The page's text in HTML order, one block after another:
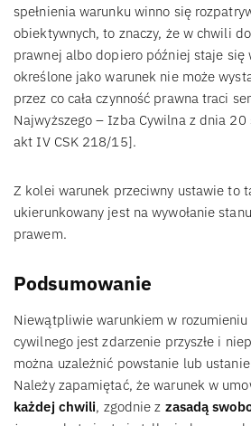
spełnienia warunku winno się
obiektywnych, to znaczy, że w chwili
prawnej albo dopiero później staje się
określone jako warunek nie może
przez co cała czynność prawna traci
Najwyższego – Izba Cywilna z dnia 20
akt IV CSK 218/15].
Z kolei warunek przeciwny ustawie to
ukierunkowany jest na wywołanie
prawem.
Podsumowanie
Niewątpliwie warunkiem w
cywilnego jest zdarzenie przyszłe i
można uzależnić powstanie lub
Należy zapamiętać, że warunek w
każdej chwili, zgodnie z zasadą